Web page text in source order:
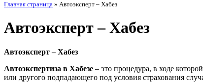
Главная страница » Автоэксперт – Хабез
Автоэксперт – Хабез
Автоэксперт – Хабез
Автоэкспертиза в Хабезе – это процедура, в ходе
или другого подпадающего под условия страхования